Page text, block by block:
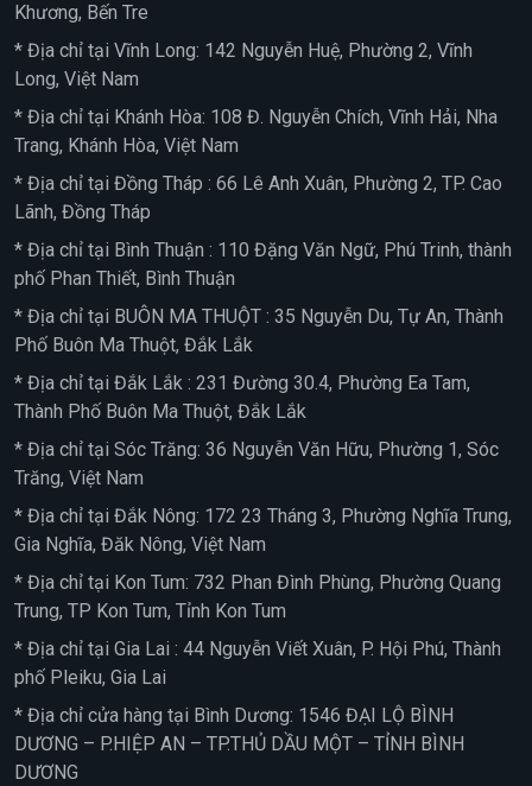
Khương, Bến Tre
* Địa chỉ tại Vĩnh Long: 142 Nguyễn Huệ, Phường 2, Vĩnh
Long, Việt Nam
* Địa chỉ tại Khánh Hòa: 108 Đ. Nguyễn Chích, Vĩnh Hải, Nha
Trang, Khánh Hòa, Việt Nam
* Địa chỉ tại Đồng Tháp : 66 Lê Anh Xuân, Phường 2, TP. Cao
Lãnh, Đồng Tháp
* Địa chỉ tại Bình Thuận : 110 Đặng Văn Ngữ, Phú Trinh, thành
phố Phan Thiết, Bình Thuận
* Địa chỉ tại BUÔN MA THUỘT : 35 Nguyễn Du, Tự An, Thành
Phố Buôn Ma Thuột, Đắk Lắk
* Địa chỉ tại Đắk Lắk : 231 Đường 30.4, Phường Ea Tam,
Thành Phố Buôn Ma Thuột, Đắk Lắk
* Địa chỉ tại Sóc Trăng: 36 Nguyễn Văn Hữu, Phường 1, Sóc
Trăng, Việt Nam
* Địa chỉ tại Đắk Nông: 172 23 Tháng 3, Phường Nghĩa Trung,
Gia Nghĩa, Đăk Nông, Việt Nam
* Địa chỉ tại Kon Tum: 732 Phan Đình Phùng, Phường Quang
Trung, TP Kon Tum, Tỉnh Kon Tum
* Địa chỉ tại Gia Lai : 44 Nguyễn Viết Xuân, P. Hội Phú, Thành
phố Pleiku, Gia Lai
* Địa chỉ cửa hàng tại Bình Dương: 1546 ĐẠI LỘ BÌNH
DƯƠNG – P.HIỆP AN – TP.THỦ DẦU MỘT – TỈNH BÌNH
DƯƠNG